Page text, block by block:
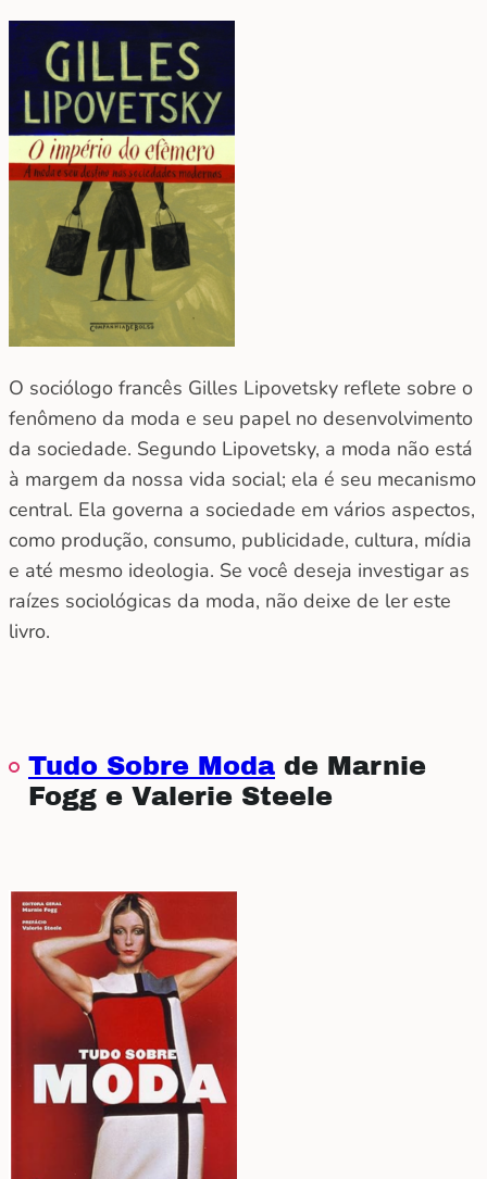
O sociólogo francês Gilles Lipovetsky reflete sobre o
fenômeno da moda e seu papel no desenvolvimento
da sociedade. Segundo Lipovetsky, a moda não está
à margem da nossa vida social; ela é seu mecanismo
central. Ela governa a sociedade em vários aspectos,
como produção, consumo, publicidade, cultura, mídia
e até mesmo ideologia. Se você deseja investigar as
raízes sociológicas da moda, não deixe de ler este
livro.
Tudo Sobre Moda de Marnie
Fogg e Valerie Steele